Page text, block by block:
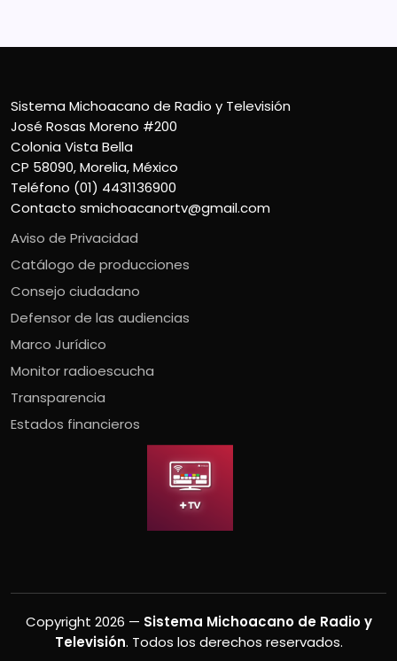
Sistema Michoacano de Radio y Televisión
José Rosas Moreno #200
Colonia Vista Bella
CP 58090, Morelia, México
Teléfono (01) 4431136900
Contacto smichoacanortv@gmail.com
Aviso de Privacidad
Catálogo de producciones
Consejo ciudadano
Defensor de las audiencias
Marco Jurídico
Monitor radioescucha
Transparencia
Estados financieros
Copyright 2026 — Sistema Michoacano de Radio y
Televisión. Todos los derechos reservados.